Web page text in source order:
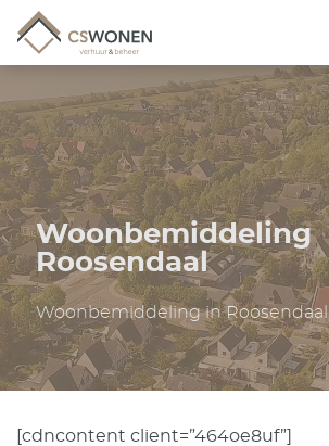
Woonbemiddeling
Roosendaal
Woonbemiddeling in Roosendaal
[cdncontent client=”464oe8uf”]